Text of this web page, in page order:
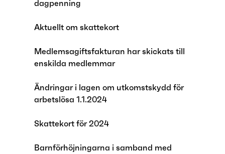
dagpenning
Aktuellt om skattekort
Medlemsagiftsfakturan har skickats till
enskilda medlemmar
Ändringar i lagen om utkomstskydd för
arbetslösa 1.1.2024
Skattekort för 2024
Barnförhöjningarna i samband med